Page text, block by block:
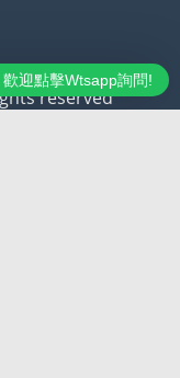
迎點擊Wtsapp詢問!
reserved